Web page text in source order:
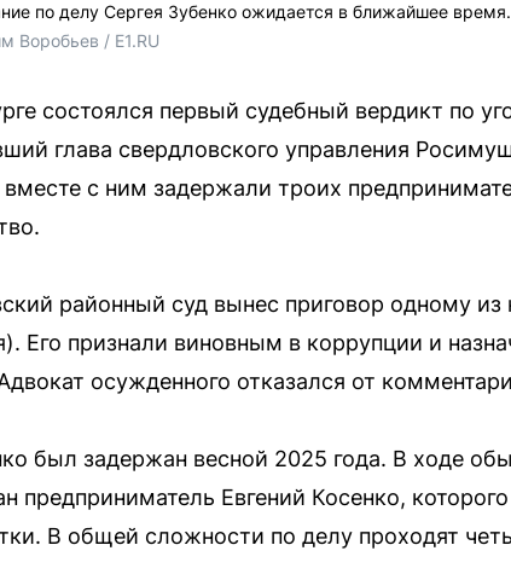
по делу Сергея Зубенко ожидается в ближайшее время.
Воробьев / E1.RU
состоялся первый судебный вердикт по
глава свердловского управления
с ним задержали троих
районный суд вынес приговор одному
Его признали виновным в коррупции и
осужденного отказался от
был задержан весной 2025 года. В ходе
предприниматель Евгений Косенко,
В общей сложности по делу проходят